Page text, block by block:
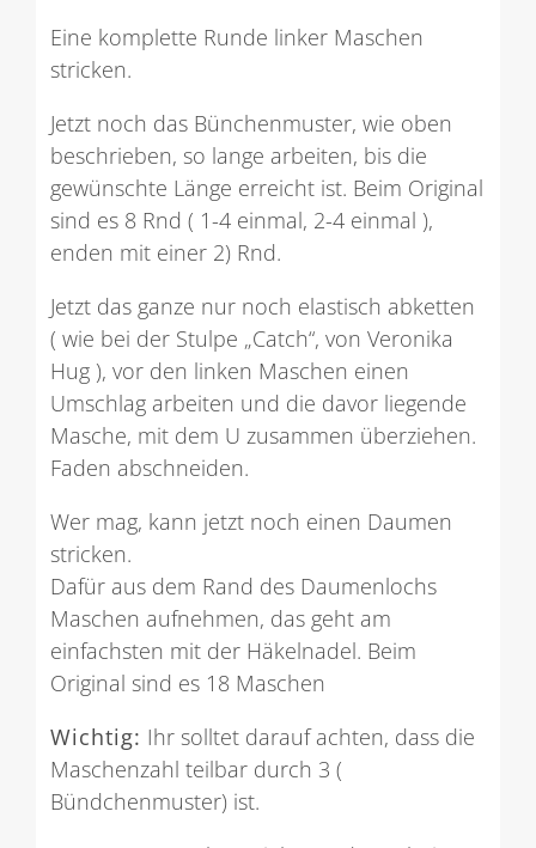
Eine komplette Runde linker Maschen
stricken.
Jetzt noch das Bünchenmuster, wie oben
beschrieben, so lange arbeiten, bis die
gewünschte Länge erreicht ist. Beim Original
sind es 8 Rnd ( 1-4 einmal, 2-4 einmal ),
enden mit einer 2) Rnd.
Jetzt das ganze nur noch elastisch abketten
( wie bei der Stulpe „Catch“, von Veronika
Hug ), vor den linken Maschen einen
Umschlag arbeiten und die davor liegende
Masche, mit dem U zusammen überziehen.
Faden abschneiden.
Wer mag, kann jetzt noch einen Daumen
stricken.
Dafür aus dem Rand des Daumenlochs
Maschen aufnehmen, das geht am
einfachsten mit der Häkelnadel. Beim
Original sind es 18 Maschen
Wichtig: Ihr solltet darauf achten, dass die
Maschenzahl teilbar durch 3 (
Bündchenmuster) ist.